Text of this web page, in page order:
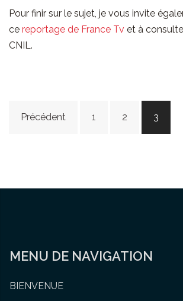
Pour finir sur le sujet, je vous invite
ce reportage de France Tv et à
CNIL.
Navigation
Précédent 1 2 3
MENU DE NAVIGATION
BIENVENUE